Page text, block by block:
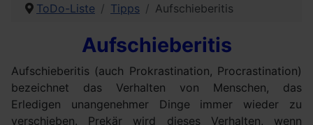
ToDo-Liste Tipps Aufschieberitis
Aufschieberitis
Aufschieberitis (auch Prokrastination, Procrastination)
bezeichnet das Verhalten von Menschen, das
Erledigen unangenehmer Dinge immer wieder zu
verschieben. Prekär wird dieses Verhalten, wenn